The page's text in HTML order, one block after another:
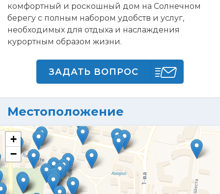
комфортный и роскошный дом на Солнечном
берегу с полным набором удобств и услуг,
необходимых для отдыха и наслаждения
курортным образом жизни.
ЗАДАТЬ ВОПРОС
Местоположение
+
−